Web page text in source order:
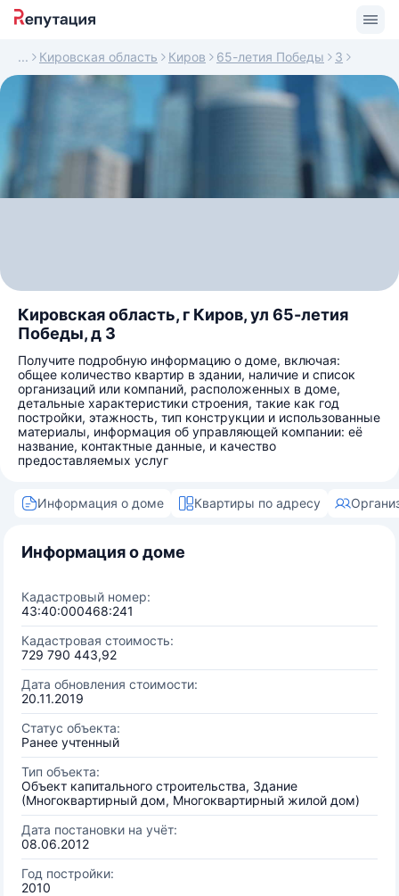
Кировская область Киров 65-летия Победы 3
Кировская область, г Киров, ул 65-летия
Победы, д 3
Получите подробную информацию о доме, включая:
общее количество квартир в здании, наличие и список
организаций или компаний, расположенных в доме,
детальные характеристики строения, такие как год
постройки, этажность, тип конструкции и использованные
материалы, информация об управляющей компании: её
название, контактные данные, и качество
предоставляемых услуг
Информация о доме Квартиры по адресу
Информация о доме
Кадастровый номер:
43:40:000468:241
Кадастровая стоимость:
729 790 443,92
Дата обновления стоимости:
20.11.2019
Статус объекта:
Ранее учтенный
Тип объекта:
Объект капитального строительства, Здание
(Многоквартирный дом, Многоквартирный жилой дом)
Дата постановки на учёт:
08.06.2012
Год постройки:
2010